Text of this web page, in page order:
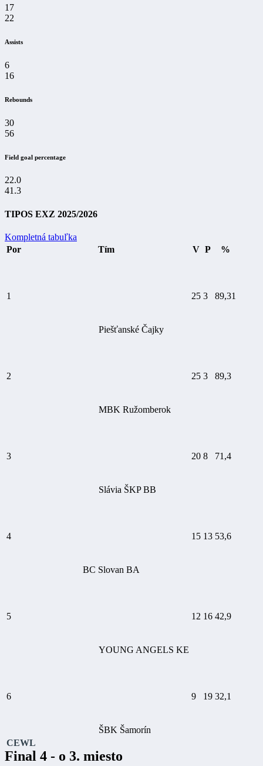
17
22
Assists
6
16
Rebounds
30
56
Field goal percentage
22.0
41.3
TIPOS EXZ 2025/2026
Kompletná tabuľka
Por
Tím V P %
1
Piešťanské Čajky
25 3 89,31
2
MBK Ružomberok
25 3 89,3
3
Slávia ŠKP BB
20 8 71,4
4
BC Slovan BA
15 13 53,6
5
YOUNG ANGELS KE
12 16 42,9
6
ŠBK Šamorín
9 19 32,1
CEWL
Final 4 - o 3. miesto